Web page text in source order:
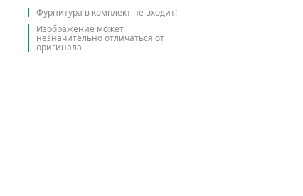
Фурнитура в комплект не входит!
Изображение может
незначительно отличаться от
оригинала